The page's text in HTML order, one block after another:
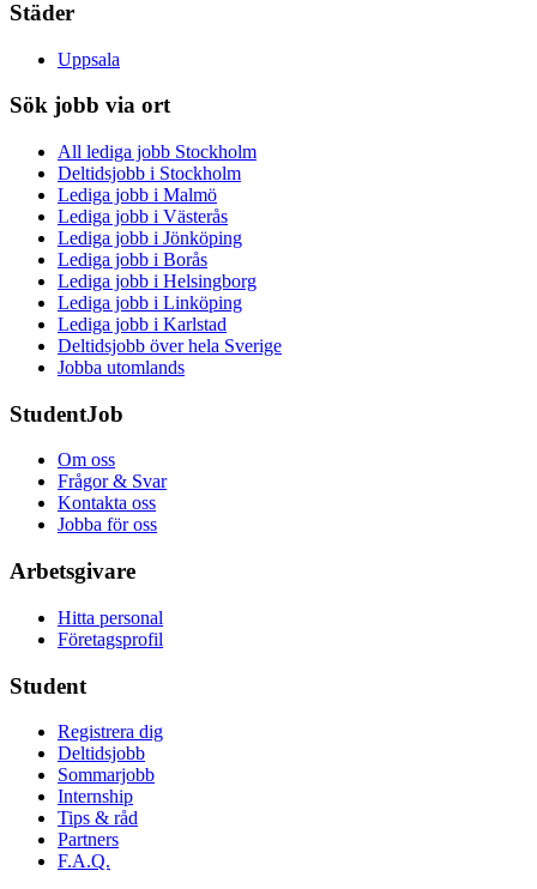
Städer
Uppsala
Sök jobb via ort
All lediga jobb Stockholm
Deltidsjobb i Stockholm
Lediga jobb i Malmö
Lediga jobb i Västerås
Lediga jobb i Jönköping
Lediga jobb i Borås
Lediga jobb i Helsingborg
Lediga jobb i Linköping
Lediga jobb i Karlstad
Deltidsjobb över hela Sverige
Jobba utomlands
StudentJob
Om oss
Frågor & Svar
Kontakta oss
Jobba för oss
Arbetsgivare
Hitta personal
Företagsprofil
Student
Registrera dig
Deltidsjobb
Sommarjobb
Internship
Tips & råd
Partners
F.A.Q.